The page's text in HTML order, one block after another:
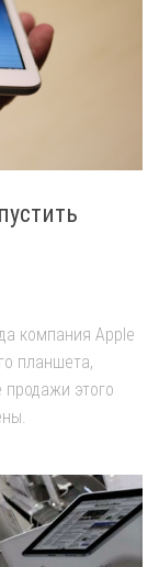
компания Apple
планшета,
этого